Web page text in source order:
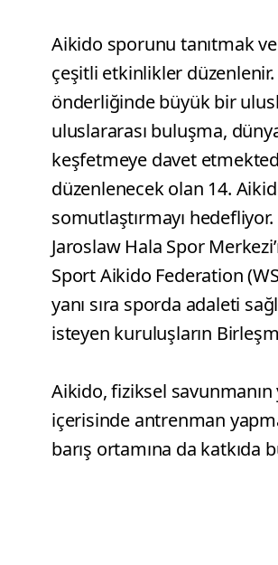
Aikido sporunu tanıtmak
çeşitli etkinlikler düzenlenir.
önderliğinde büyük bir
uluslararası buluşma,
keşfetmeye davet
düzenlenecek olan 14.
somutlaştırmayı
Jaroslaw Hala Spor
Sport Aikido Federation
yanı sıra sporda adaleti
isteyen kuruluşların
Aikido, fiziksel
içerisinde antrenman
barış ortamına da katkıda